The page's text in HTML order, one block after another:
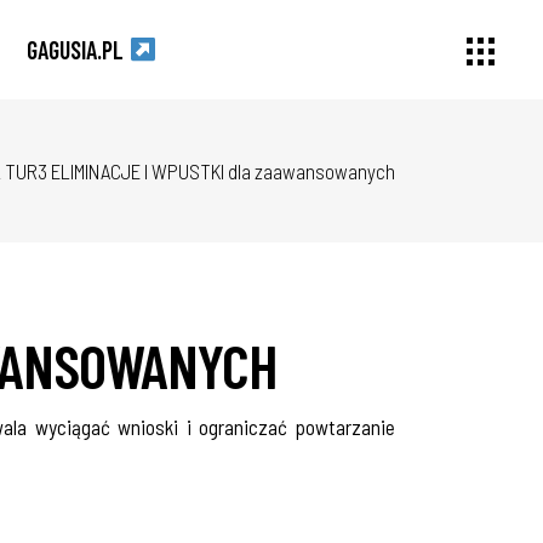
GAGUSIA.PL
TUR3 ELIMINACJE I WPUSTKI dla zaawansowanych
wyciągać wnioski i ograniczać powtarzanie